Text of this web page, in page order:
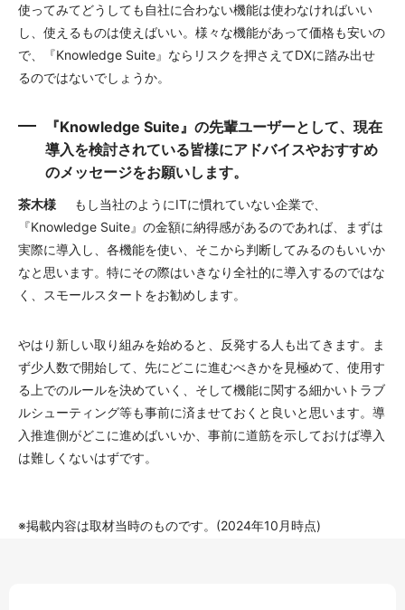
使ってみてどうしても自社に合わない機能は使わなければいい
し、使えるものは使えばいい。様々な機能があって価格も安いの
で、『Knowledge Suite』ならリスクを押さえてDXに踏み出せ
るのではないでしょうか。
『Knowledge Suite』の先輩ユーザーとして、現在
導入を検討されている皆様にアドバイスやおすすめ
のメッセージをお願いします。
茶木様
もし当社のようにITに慣れていない企業で、
『Knowledge Suite』の金額に納得感があるのであれば、まずは
実際に導入し、各機能を使い、そこから判断してみるのもいいか
なと思います。特にその際はいきなり全社的に導入するのではな
く、スモールスタートをお勧めします。
やはり新しい取り組みを始めると、反発する人も出てきます。ま
ず少人数で開始して、先にどこに進むべきかを見極めて、使用す
る上でのルールを決めていく、そして機能に関する細かいトラブ
ルシューティング等も事前に済ませておくと良いと思います。導
入推進側がどこに進めばいいか、事前に道筋を示しておけば導入
は難しくないはずです。
※掲載内容は取材当時のものです。(2024年10月時点)